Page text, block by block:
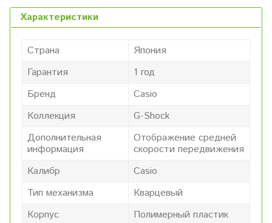
Характеристики
Страна
Япония
Гарантия
1 год
Бренд
Casio
Коллекция
G-Shock
Дополнительная
информация
Отображение средней
скорости передвижения
Калибр
Casio
Тип механизма
Кварцевый
Корпус
Полимерный пластик